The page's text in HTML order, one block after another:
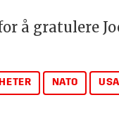
å gratulere
NATO USA